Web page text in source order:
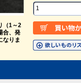
（1～2
合、発
なりま